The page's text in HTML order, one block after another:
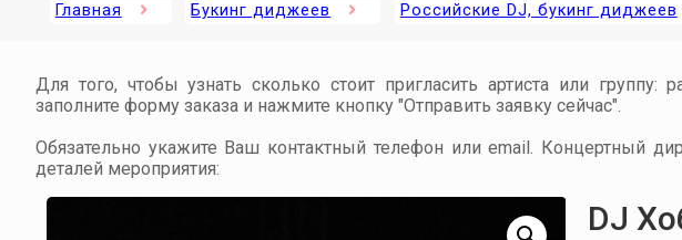
Главная Букинг диджеев Российские DJ, букинг диджеев
Для того, чтобы узнать сколько стоит пригласить артиста или
заполните форму заказа и нажмите кнопку "Отправить заявку сейчас".
Обязательно укажите Ваш контактный телефон или email. Концертный
деталей мероприятия:
DJ